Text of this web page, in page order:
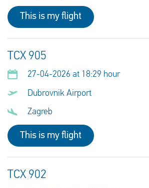
This is my flight
TCX 905
27-04-2026 at 18:29 hour
Dubrovnik Airport
Zagreb
This is my flight
TCX 902